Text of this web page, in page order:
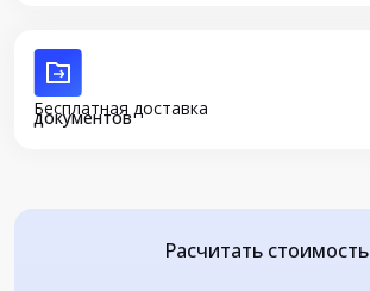
Бесплатная доставка
документов
Расчитать стоимость